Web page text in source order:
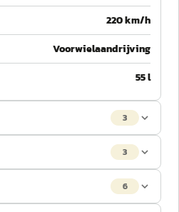
220 km/h
Voorwielaandrijving
55 l
3
3
6